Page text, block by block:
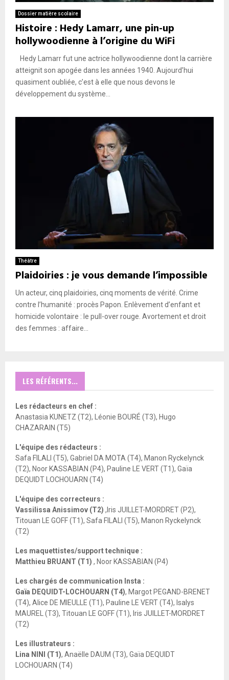
Dossier matière scolaire
Histoire : Hedy Lamarr, une pin-up
hollywoodienne à l’origine du WiFi
Hedy Lamarr fut une actrice hollywoodienne dont la carrière
atteignit son apogée dans les années 1940. Aujourd’hui
quasiment oubliée, c’est à elle que nous devons le
développement du système...
Théâtre
Plaidoiries : je vous demande l’impossible
Un acteur, cinq plaidoiries, cinq moments de vérité. Crime
contre l’humanité : procès Papon. Enlèvement d’enfant et
homicide volontaire : le pull-over rouge. Avortement et droit
des femmes : affaire...
LES RÉFÉRENTS...
Les rédacteurs en chef :
Anastasia KUNETZ (T2), Léonie BOURÉ (T3), Hugo
CHAZARAIN (T5)
L'équipe des rédacteurs :
Safa FILALI (T5), Gabriel DA MOTA (T4), Manon Ryckelynck
(T2), Noor KASSABIAN (P4), Pauline LE VERT (T1), Gaïa
DEQUIDT LOCHOUARN (T4)
L'équipe des correcteurs :
Vassilissa Anissimov (T2) ,Iris JUILLET-MORDRET (P2),
Titouan LE GOFF (T1), Safa FILALI (T5), Manon Ryckelynck
(T2)
Les maquettistes/support technique :
Matthieu BRUANT (T1) , Noor KASSABIAN (P4)
Les chargés de communication Insta :
Gaïa DEQUIDT-LOCHOUARN (T4), Margot PEGAND-BRENET
(T4), Alice DE MIEULLE (T1), Pauline LE VERT (T4), Isalys
MAUREL (T3), Titouan LE GOFF (T1), Iris JUILLET-MORDRET
(T2)
Les illustrateurs :
Lina NINI (T1), Anaëlle DAUM (T3), Gaïa DEQUIDT
LOCHOUARN (T4)